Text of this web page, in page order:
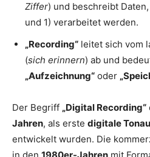
Ziffer) und beschreibt
und 1) verarbeitet werden.
„Recording“ leitet sich vom
(sich erinnern) ab und
„Aufzeichnung“ oder
Der Begriff „Digital Recording“
Jahren, als erste digitale
entwickelt wurden. Die